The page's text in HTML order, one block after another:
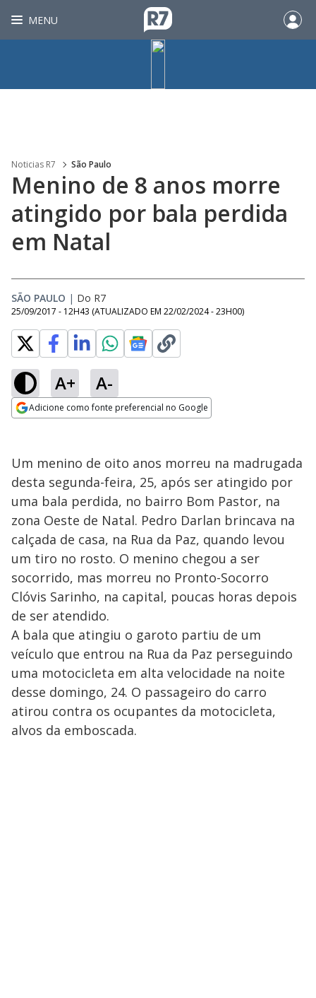
MENU
Noticias R7 São Paulo
Menino de 8 anos morre
atingido por bala perdida
em Natal
SÃO PAULO | Do R7
25/09/2017 - 12H43 (ATUALIZADO EM 22/02/2024 - 23H00)
A+ A-
Adicione como fonte preferencial no Google
Um menino de oito anos morreu na madrugada
desta segunda-feira, 25, após ser atingido por
uma bala perdida, no bairro Bom Pastor, na
zona Oeste de Natal. Pedro Darlan brincava na
calçada de casa, na Rua da Paz, quando levou
um tiro no rosto. O menino chegou a ser
socorrido, mas morreu no Pronto-Socorro
Clóvis Sarinho, na capital, poucas horas depois
de ser atendido.
A bala que atingiu o garoto partiu de um
veículo que entrou na Rua da Paz perseguindo
uma motocicleta em alta velocidade na noite
desse domingo, 24. O passageiro do carro
atirou contra os ocupantes da motocicleta,
alvos da emboscada.